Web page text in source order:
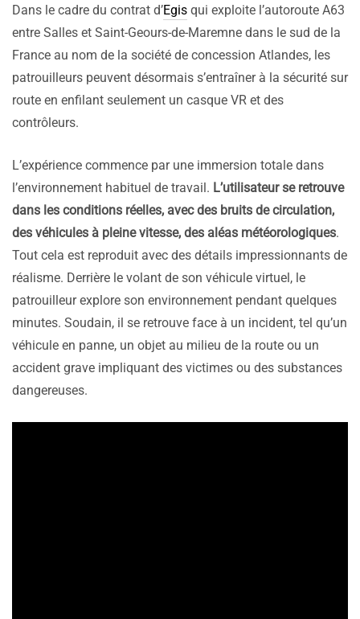
Dans le cadre du contrat d’Egis qui exploite l’autoroute A63
entre Salles et Saint-Geours-de-Maremne dans le sud de la
France au nom de la société de concession Atlandes, les
patrouilleurs peuvent désormais s’entraîner à la sécurité sur
route en enfilant seulement un casque VR et des
contrôleurs.
L’expérience commence par une immersion totale dans
l’environnement habituel de travail. L’utilisateur se retrouve
dans les conditions réelles, avec des bruits de circulation,
des véhicules à pleine vitesse, des aléas météorologiques.
Tout cela est reproduit avec des détails impressionnants de
réalisme. Derrière le volant de son véhicule virtuel, le
patrouilleur explore son environnement pendant quelques
minutes. Soudain, il se retrouve face à un incident, tel qu’un
véhicule en panne, un objet au milieu de la route ou un
accident grave impliquant des victimes ou des substances
dangereuses.